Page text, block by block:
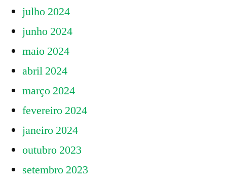
julho 2024
junho 2024
maio 2024
abril 2024
março 2024
fevereiro 2024
janeiro 2024
outubro 2023
setembro 2023